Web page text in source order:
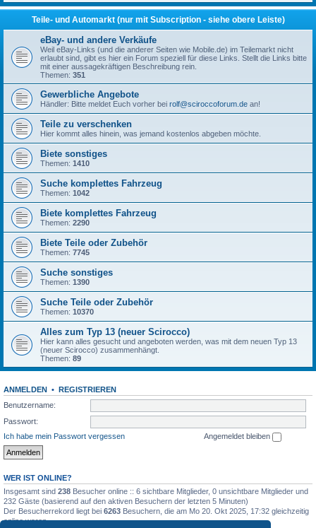
Teile- und Automarkt (nur mit Subscription - siehe obere Leiste)
eBay- und andere Verkäufe
Weil eBay-Links (und die anderer Seiten wie Mobile.de) im Teilemarkt nicht
erlaubt sind, gibt es hier ein Forum speziell für diese Links. Stellt die Links bitte
mit einer aussagekräftigen Beschreibung rein.
Themen: 351
Gewerbliche Angebote
Händler: Bitte meldet Euch vorher bei rolf@sciroccoforum.de an!
Teile zu verschenken
Hier kommt alles hinein, was jemand kostenlos abgeben möchte.
Biete sonstiges
Themen: 1410
Suche komplettes Fahrzeug
Themen: 1042
Biete komplettes Fahrzeug
Themen: 2290
Biete Teile oder Zubehör
Themen: 7745
Suche sonstiges
Themen: 1390
Suche Teile oder Zubehör
Themen: 10370
Alles zum Typ 13 (neuer Scirocco)
Hier kann alles gesucht und angeboten werden, was mit dem neuen Typ 13
(neuer Scirocco) zusammenhängt.
Themen: 89
ANMELDEN • REGISTRIEREN
Benutzername:
Passwort:
Ich habe mein Passwort vergessen
Angemeldet bleiben
WER IST ONLINE?
Insgesamt sind 238 Besucher online :: 6 sichtbare Mitglieder, 0 unsichtbare Mitglieder und
232 Gäste (basierend auf den aktiven Besuchern der letzten 5 Minuten)
Der Besucherrekord liegt bei 6263 Besuchern, die am Mo 20. Okt 2025, 17:32 gleichzeitig
online waren.